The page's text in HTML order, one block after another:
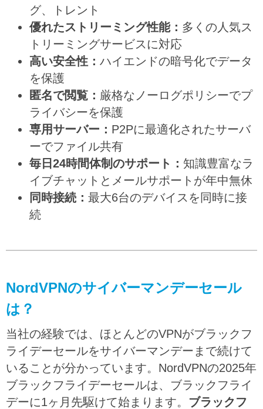
グ、トレント
優れたストリーミング性能： 多くの人気ス
トリーミングサービスに対応
高い安全性： ハイエンドの暗号化でデータ
を保護
匿名で閲覧： 厳格なノーログポリシーでプ
ライバシーを保護
専用サーバー： P2Pに最適化されたサーバ
ーでファイル共有
毎日24時間体制のサポート： 知識豊富なラ
イブチャットとメールサポートが年中無休
同時接続： 最大6台のデバイスを同時に接
続
NordVPNのサイバーマンデーセール
は？
当社の経験では、ほとんどのVPNがブラックフ
ライデーセールをサイバーマンデーまで続けて
いることが分かっています。NordVPNの2025年
ブラックフライデーセールは、ブラックフライ
デーに1ヶ月先駆けて始まります。 ブラックフ